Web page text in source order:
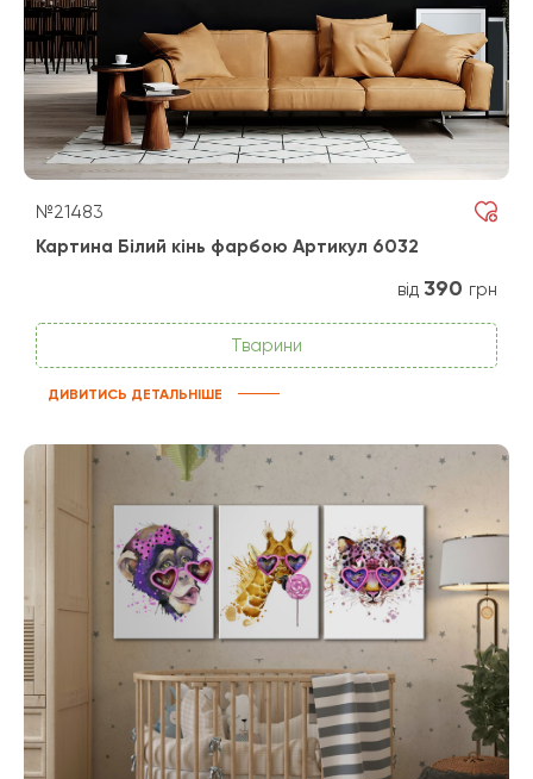
№21483
Картина Білий кінь фарбою Артикул 6032
від 390 грн
Тварини
ДИВИТИСЬ ДЕТАЛЬНІШЕ